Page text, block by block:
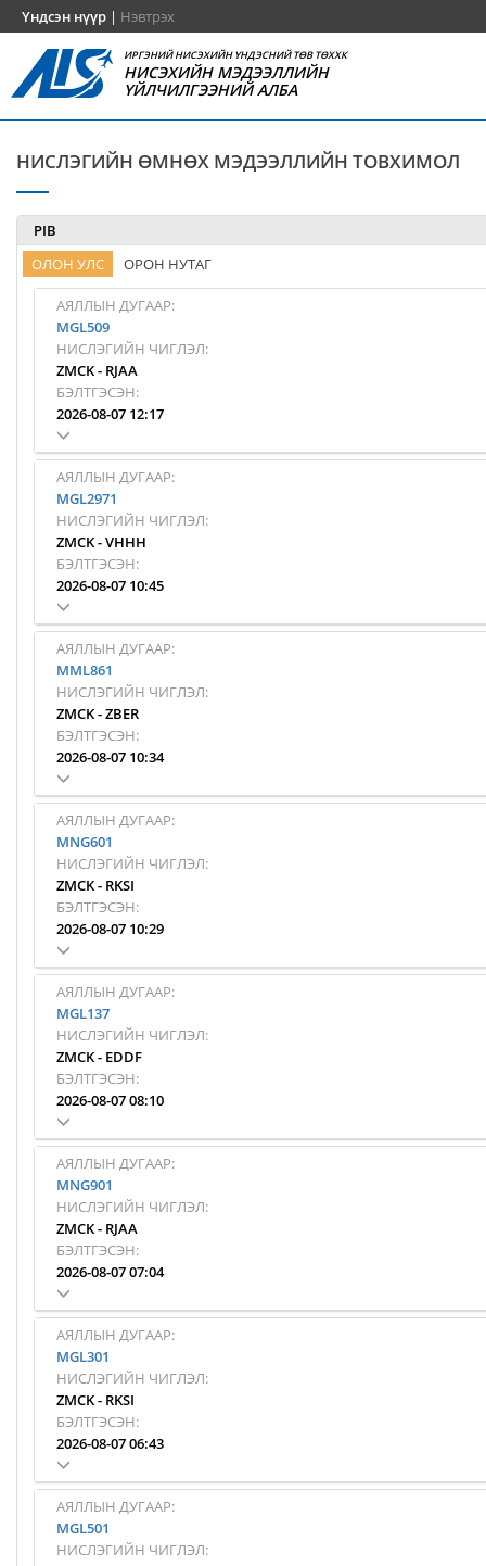
Үндсэн нүүр | Нэвтрэх
ИРГЭНИЙ НИСЭХИЙН ҮНДЭСНИЙ ТӨВ ТӨХХК
НИСЭХИЙН МЭДЭЭЛЛИЙН
ҮЙЛЧИЛГЭЭНИЙ АЛБА
НИСЛЭГИЙН ӨМНӨХ МЭДЭЭЛЛИЙН ТОВХИМОЛ
PIB
ОЛОН УЛС
ОРОН НУТАГ
АЯЛЛЫН ДУГААР:
MGL509
НИСЛЭГИЙН ЧИГЛЭЛ:
ZMCK- RJAA
БЭЛТГЭСЭН:
2026-08-07 12:17
АЯЛЛЫН ДУГААР:
MGL2971
НИСЛЭГИЙН ЧИГЛЭЛ:
ZMCK-VHHH
БЭЛТГЭСЭН:
2026-08-07 10:45
АЯЛЛЫН ДУГААР:
MML861
НИСЛЭГИЙН ЧИГЛЭЛ:
ZMCK-ZBER
БЭЛТГЭСЭН:
2026-08-07 10:34
АЯЛЛЫН ДУГААР:
MNG601
НИСЛЭГИЙН ЧИГЛЭЛ:
ZMCK- RKSI
БЭЛТГЭСЭН:
2026-08-07 10:29
АЯЛЛЫН ДУГААР:
MGL137
НИСЛЭГИЙН ЧИГЛЭЛ:
ZMCK- EDDF
БЭЛТГЭСЭН:
2026-08-07 08:10
АЯЛЛЫН ДУГААР:
MNG901
НИСЛЭГИЙН ЧИГЛЭЛ:
ZMCK- RJAA
БЭЛТГЭСЭН:
2026-08-07 07:04
АЯЛЛЫН ДУГААР:
MGL301
НИСЛЭГИЙН ЧИГЛЭЛ:
ZMCK- RKSI
БЭЛТГЭСЭН:
2026-08-07 06:43
АЯЛЛЫН ДУГААР:
MGL501
НИСЛЭГИЙН ЧИГЛЭЛ: